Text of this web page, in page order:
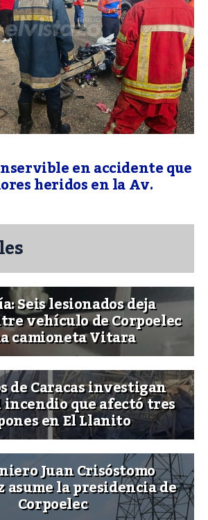
en accidente que
heridos en la Av.
Seis lesionados deja
vehículo de Corpoelec
camioneta Vitara
de Caracas investigan
incendio que afectó tres
en El Llanito
Juan Crisóstomo
asume la presidencia de
Corpoelec